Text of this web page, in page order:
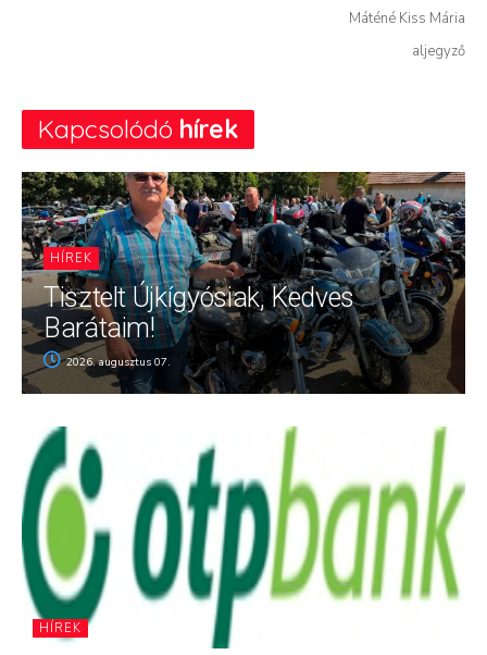
Máténé Kiss Mária
aljegyző
Kapcsolódó hírek
HÍREK
Tisztelt Újkígyósiak, Kedves
Barátaim!
2026. augusztus 07.
HÍREK